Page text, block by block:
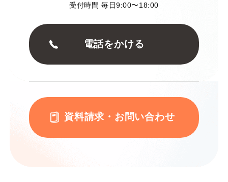
受付時間 毎日9:00〜18:00
電話をかける
資料請求・お問い合わせ